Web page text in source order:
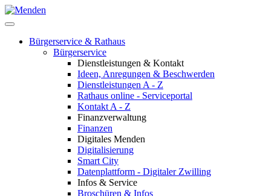
Bürgerservice & Rathaus
Bürgerservice
Dienstleistungen & Kontakt
Ideen, Anregungen & Beschwerden
Dienstleistungen A - Z
Rathaus online - Serviceportal
Kontakt A - Z
Finanzverwaltung
Finanzen
Digitales Menden
Digitalisierung
Smart City
Datenplattform - Digitaler Zwilling
Infos & Service
Broschüren & Infos